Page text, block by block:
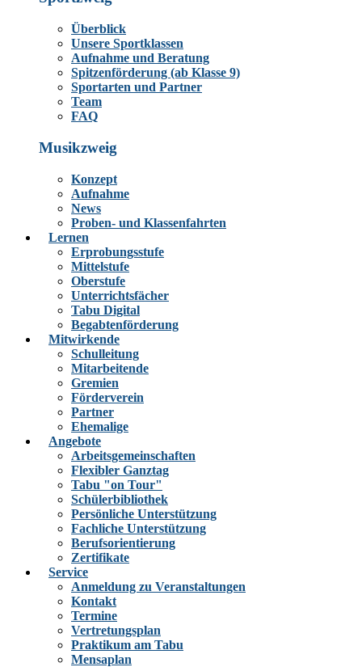
Überblick
Unsere Sportklassen
Aufnahme und Beratung
Spitzenförderung (ab Klasse 9)
Sportarten und Partner
Team
FAQ
Musikzweig
Konzept
Aufnahme
News
Proben- und Klassenfahrten
Lernen
Erprobungsstufe
Mittelstufe
Oberstufe
Unterrichtsfächer
Tabu Digital
Begabtenförderung
Mitwirkende
Schulleitung
Mitarbeitende
Gremien
Förderverein
Partner
Ehemalige
Angebote
Arbeitsgemeinschaften
Flexibler Ganztag
Tabu "on Tour"
Schülerbibliothek
Persönliche Unterstützung
Fachliche Unterstützung
Berufsorientierung
Zertifikate
Service
Anmeldung zu Veranstaltungen
Kontakt
Termine
Vertretungsplan
Praktikum am Tabu
Mensaplan